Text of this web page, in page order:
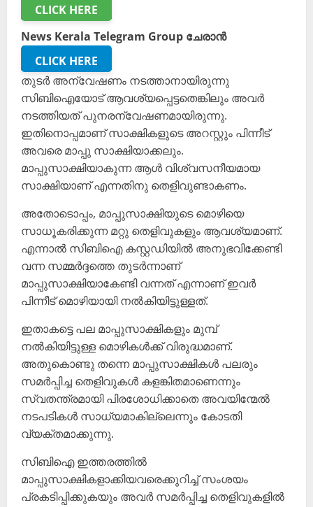
CLICK HERE
News Kerala Telegram Group ചേരാൻ
CLICK HERE
തുടർ അന്വേഷണം നടത്താനായിരുന്നു
സിബിഐയോട് ആവശ്യപ്പെട്ടതെങ്കിലും അവർ
നടത്തിയത് പുനരന്വേഷണമായിരുന്നു.
ഇതിനൊപ്പമാണ് സാക്ഷികളുടെ അറസ്റ്റും പിന്നീട്
അവരെ മാപ്പു സാക്ഷിയാക്കലും.
മാപ്പുസാക്ഷിയാകുന്ന ആൾ വിശ്വസനീയമായ
സാക്ഷിയാണ് എന്നതിനു തെളിവുണ്ടാകണം.
അതോടൊപ്പം, മാപ്പുസാക്ഷിയുടെ മൊഴിയെ
സാധൂകരിക്കുന്ന മറ്റു തെളിവുകളും ആവശ്യമാണ്.
എന്നാൽ സിബിഐ കസ്റ്റഡിയിൽ അനുഭവിക്കേണ്ടി
വന്ന സമ്മർദ്ദത്തെ തുടർന്നാണ്
മാപ്പുസാക്ഷിയാകേണ്ടി വന്നത് എന്നാണ് ഇവർ
പിന്നീട് മൊഴിയായി നൽകിയിട്ടുള്ളത്.
ഇതാകട്ടെ പല മാപ്പുസാക്ഷികളും മുമ്പ്
നൽകിയിട്ടുള്ള മൊഴികൾക്ക് വിരുദ്ധമാണ്.
അതുകൊണ്ടു തന്നെ മാപ്പുസാക്ഷികൾ പലരും
സമർപ്പിച്ച തെളിവുകൾ കളങ്കിതമാണെന്നും
സ്വതന്ത്രമായി പിരശോധിക്കാതെ അവയിന്മേൽ
നടപടികൾ സാധ്യമാകില്ലെന്നും കോടതി
വ്യക്തമാക്കുന്നു.
സിബിഐ ഇത്തരത്തിൽ
മാപ്പുസാക്ഷികളാക്കിയവരെക്കുറിച്ച് സംശയം
പ്രകടിപ്പിക്കുകയും അവർ സമർപ്പിച്ച തെളിവുകളിൽ‍